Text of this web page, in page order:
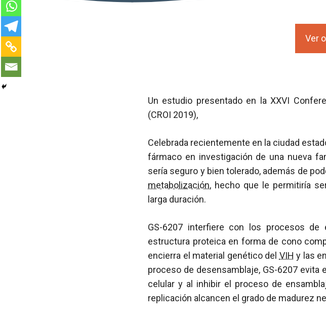
Ver
Un estudio presentado en la XXVI
(CROI 2019),
Celebrada recientemente en la ciudad
fármaco en investigación de una nueva
sería seguro y bien tolerado, además de
metabolización, hecho que le permitiría
larga duración.
GS-6207 interfiere con los procesos de
estructura proteica en forma de cono
encierra el material genético del VIH y las
proceso de desensamblaje, GS-6207 evita
celular y al inhibir el proceso de
replicación alcancen el grado de madurez